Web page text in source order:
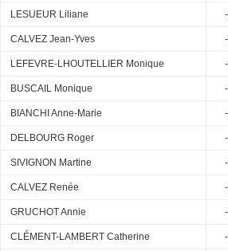
LESUEUR Liliane
CALVEZ Jean-Yves
LEFEVRE-LHOUTELLIER Monique
BUSCAIL Monique
BIANCHI Anne-Marie
DELBOURG Roger
SIVIGNON Martine
CALVEZ Renée
GRUCHOT Annie
CLÉMENT-LAMBERT Catherine